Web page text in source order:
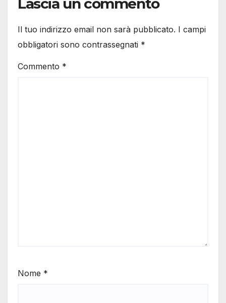
Lascia un commento
Il tuo indirizzo email non sarà pubblicato. I campi
obbligatori sono contrassegnati *
Commento *
Nome *